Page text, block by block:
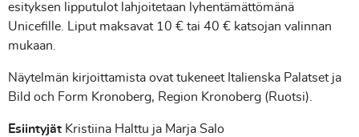
esityksen lipputulot lahjoitetaan lyhentämättömänä
Unicefille. Liput maksavat 10 € tai 40 € katsojan valinnan
mukaan.
Näytelmän kirjoittamista ovat tukeneet Italienska Palatset ja
Bild och Form Kronoberg, Region Kronoberg (Ruotsi).
Esiintyjät Kristiina Halttu ja Marja Salo